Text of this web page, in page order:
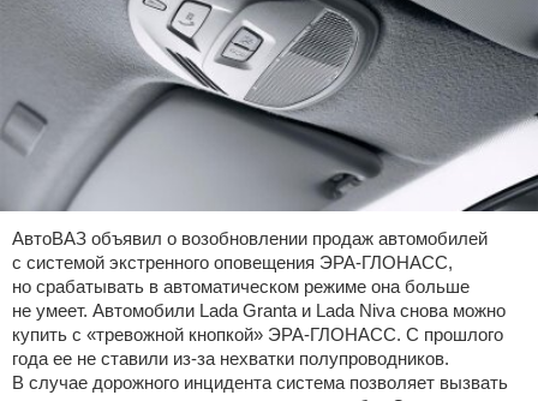
АвтоВАЗ объявил о возобновлении продаж автомобилей
с системой экстренного оповещения ЭРА-ГЛОНАСС,
но срабатывать в автоматическом режиме она больше
не умеет. Автомобили Lada Granta и Lada Niva снова можно
купить с «тревожной кнопкой» ЭРА-ГЛОНАСС. С прошлого
года ее не ставили из-за нехватки полупроводников.
В случае дорожного инцидента система позволяет вызвать